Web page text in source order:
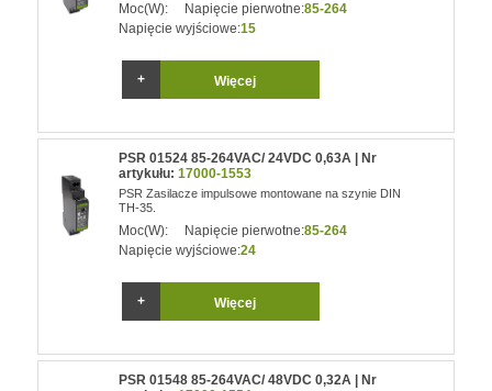
Moc(W): Napięcie pierwotne:85-264
Napięcie wyjściowe:15
Więcej
PSR 01524 85-264VAC/ 24VDC 0,63A | Nr
artykułu:17000-1553
PSR Zasilacze impulsowe montowane na szynie DIN
TH-35.
Moc(W): Napięcie pierwotne:85-264
Napięcie wyjściowe:24
Więcej
PSR 01548 85-264VAC/ 48VDC 0,32A | Nr